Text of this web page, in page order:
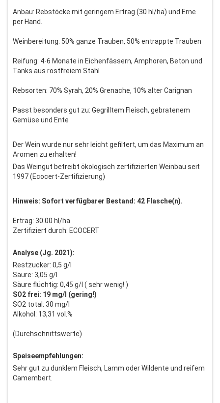
Anbau: Rebstöcke mit geringem Ertrag (30 hl/ha) und Erne
per Hand.
Weinbereitung: 50% ganze Trauben, 50% entrappte Trauben
Reifung: 4-6 Monate in Eichenfässern, Amphoren, Beton und
Tanks aus rostfreiem Stahl
Rebsorten: 70% Syrah, 20% Grenache, 10% alter Carignan
Passt besonders gut zu: Gegrilltem Fleisch, gebratenem
Gemüse und Ente
Der Wein wurde nur sehr leicht gefiltert, um das Maximum an
Aromen zu erhalten!
Das Weingut betreibt ökologisch zertifizierten Weinbau seit
1997 (Ecocert-Zertifizierung)
Hinweis: Sofort verfügbarer Bestand: 42 Flasche(n).
Ertrag: 30.00 hl/ha
Zertifiziert durch: ECOCERT
Analyse (Jg. 2021):
Restzucker: 0,5 g/l
Säure: 3,05 g/l
Säure flüchtig: 0,45 g/l ( sehr wenig! )
SO2 frei: 19 mg/l (gering!)
SO2 total: 30 mg/l
Alkohol: 13,31 vol.%
(Durchschnittswerte)
Speiseempfehlungen:
Sehr gut zu dunklem Fleisch, Lamm oder Wildente und reifem
Camembert.